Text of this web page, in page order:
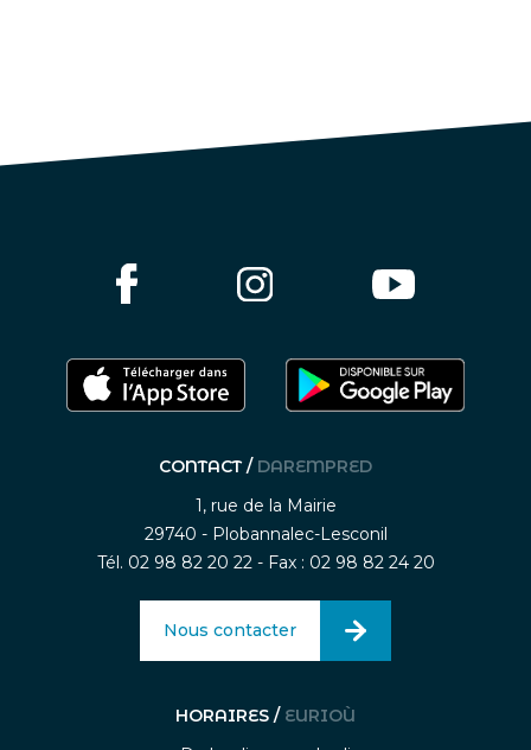
CONTACT / DAREMPRED
1, rue de la Mairie
29740 - Plobannalec-Lesconil
Tél. 02 98 82 20 22 - Fax : 02 98 82 24 20
Nous contacter
HORAIRES / EURIOÙ